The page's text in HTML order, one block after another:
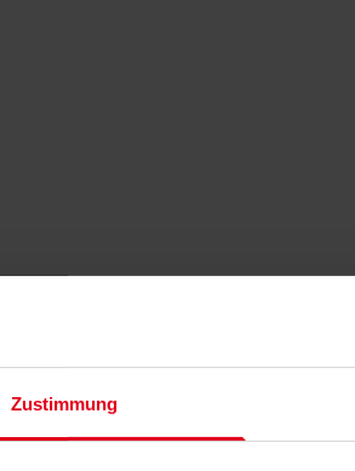
Zustimmung